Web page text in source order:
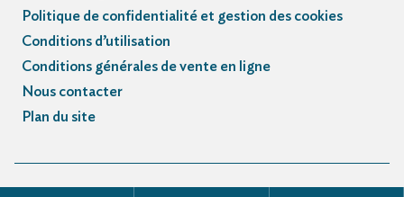
Politique de confidentialité et gestion des cookies
Conditions d’utilisation
Conditions générales de vente en ligne
Nous contacter
Plan du site